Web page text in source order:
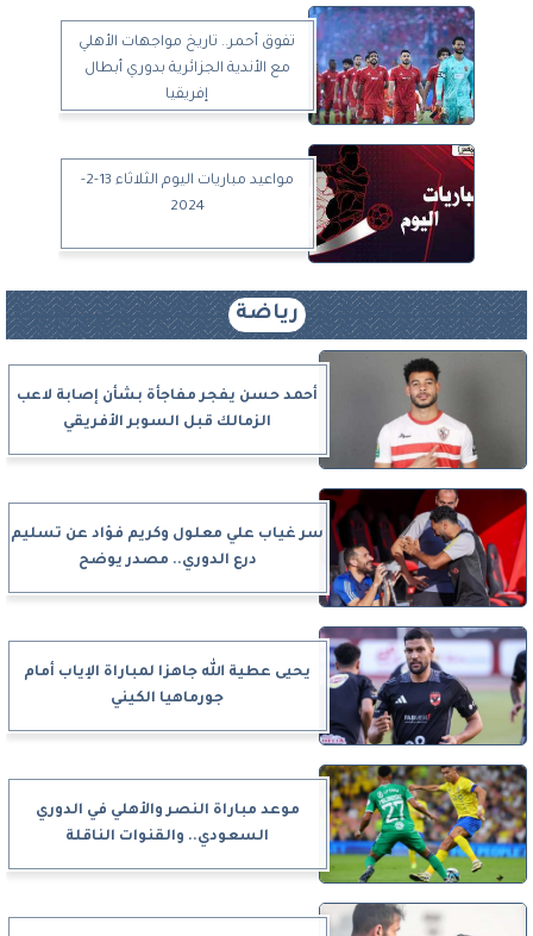
تفوق أحمر.. تاريخ مواجهات الأهلي
مع الأندية الجزائرية بدوري أبطال
إفريقيا
مواعيد مباريات اليوم الثلاثاء 13-2-
2024
رياضة
أحمد حسن يفجر مفاجأة بشأن إصابة لاعب
الزمالك قبل السوبر الأفريقي
سر غياب علي معلول وكريم فؤاد عن تسليم
درع الدوري.. مصدر يوضح
يحيى عطية الله جاهزا لمباراة الإياب أمام
جورماهيا الكيني
موعد مباراة النصر والأهلي في الدوري
السعودي.. والقنوات الناقلة